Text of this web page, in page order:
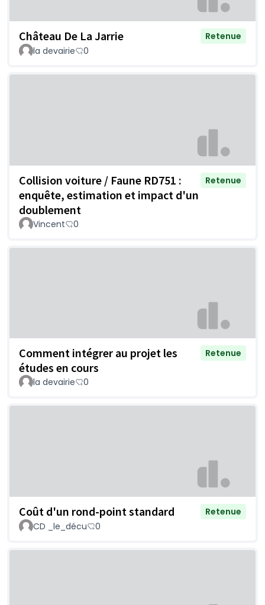
Château De La Jarrie
Retenue
la devairie
0
Collision voiture / Faune RD751 :
enquête, estimation et impact d'un
doublement
Retenue
Vincent 0
Comment intégrer au projet les
études en cours
Retenue
la devairie 0
Coût d'un rond-point standard
Retenue
CD _le_décu
0